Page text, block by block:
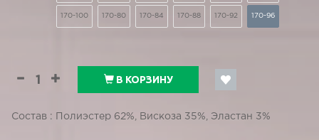
170-100 170-80 170-84 170-88 170-92 170-96
В КОРЗИНУ
Состав : Полиэстер 62%, Вискоза 35%, Эластан 3%